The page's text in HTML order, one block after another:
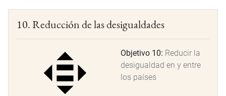
10. Reducción de las desigualdades
Objetivo 10: Reducir la
desigualdad en y entre
los países